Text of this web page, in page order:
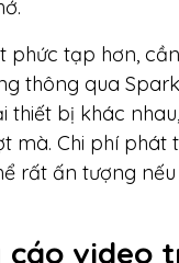
phức tạp hơn,
thông qua
thiết bị khác
mà. Chi phí phát
rất ấn tượng
cáo video